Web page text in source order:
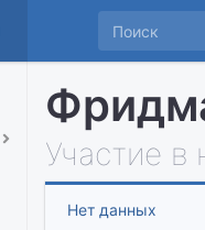
Участие в
Нет данных